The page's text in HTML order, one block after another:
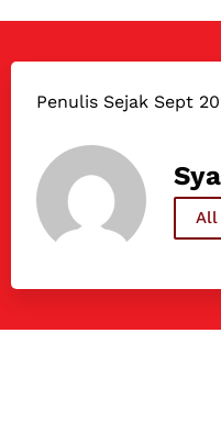
Penulis Sejak Sept
All